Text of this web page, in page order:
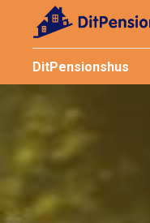
DitPensionshus